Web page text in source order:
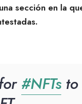
sección en la
#NFTsto